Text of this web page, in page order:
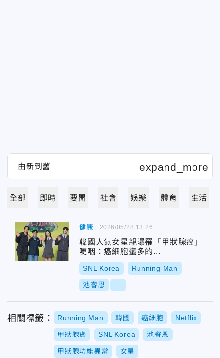
全部 即時 要聞 社會 娛樂 體育 生活
健康
韓國人氣女星親曝罹「甲狀腺癌」
哽咽：癌細胞蠻多的...
SNL Korea Running Man
池睿恩
2026/05/28 13:26
相關標籤： Running Man 韓國 癌細胞 Netflix
甲狀腺癌 SNL Korea 池睿恩
甲狀腺功能異常 女星